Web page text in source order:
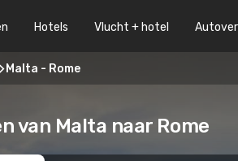
Hotels Vlucht + hotel
Malta - Rome
van Malta naar Rome